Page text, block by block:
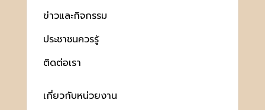
ข่าวและกิจกรรม
ประชาชนควรรู้
ติดต่อเรา
เกี่ยวกับหน่วยงาน